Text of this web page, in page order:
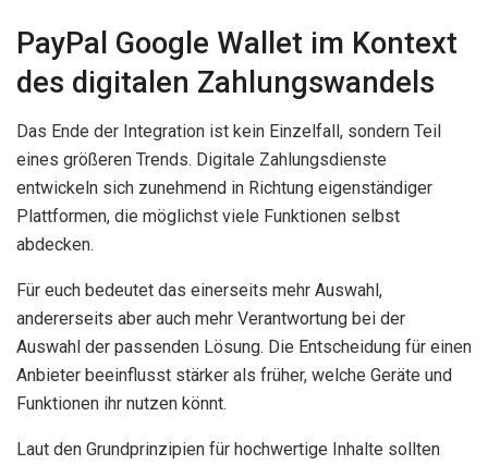
PayPal Google Wallet im Kontext
des digitalen Zahlungswandels
Das Ende der Integration ist kein Einzelfall, sondern Teil
eines größeren Trends. Digitale Zahlungsdienste
entwickeln sich zunehmend in Richtung eigenständiger
Plattformen, die möglichst viele Funktionen selbst
abdecken.
Für euch bedeutet das einerseits mehr Auswahl,
andererseits aber auch mehr Verantwortung bei der
Auswahl der passenden Lösung. Die Entscheidung für einen
Anbieter beeinflusst stärker als früher, welche Geräte und
Funktionen ihr nutzen könnt.
Laut den Grundprinzipien für hochwertige Inhalte sollten